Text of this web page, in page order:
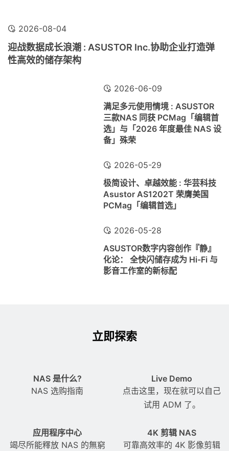
2026-08-04
迎战数据成长浪潮 : ASUSTOR Inc.协助企业打造弹
性高效的储存架构
2026-06-09
满足多元使用情境 : ASUSTOR
三款NAS 同获 PCMag「编辑首
选」与「2026 年度最佳 NAS 设
备」殊荣
2026-05-29
极简设计、卓越效能 : 华芸科技
Asustor AS1202T 荣膺美国
PCMag「编辑首选」
2026-05-28
ASUSTOR数字内容创作『静』
化论： 全快闪储存成为 Hi-Fi 与
影音工作室的新标配
立即探索
NAS 是什么?
NAS 选购指南
Live Demo
点击这里，现在就可以自己
试用 ADM 了。
应用程序中心
竭尽所能釋放 NAS 的無窮
4K 剪辑 NAS
可靠高效率的 4K 影像剪辑